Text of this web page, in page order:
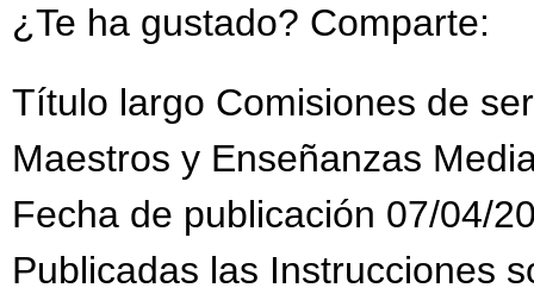
¿Te ha gustado? Comparte:
Título largo Comisiones de
Maestros y Enseñanzas
Fecha de publicación 07/04/
Publicadas las Instrucciones